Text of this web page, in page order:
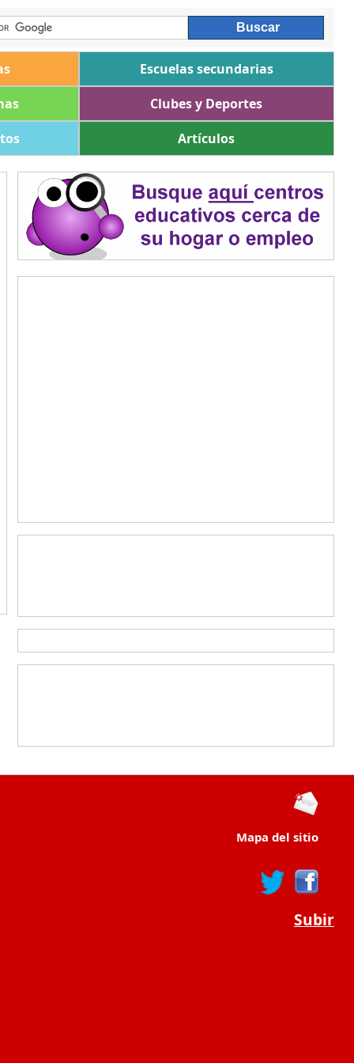
Escuelas secundarias
Clubes y Deportes
Artículos
Mapa del sitio
Subir